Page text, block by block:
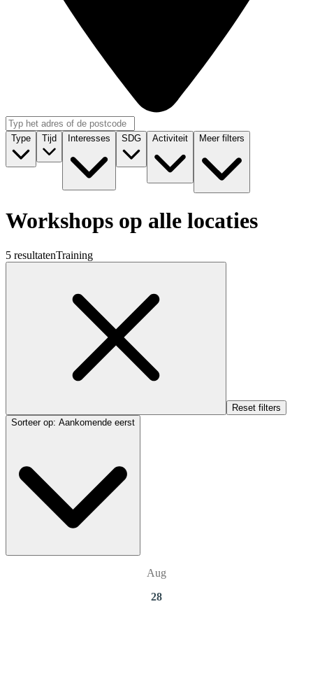
Type Tijd Interesses SDG Activiteit Meer filters
Workshops op alle locaties
5 resultatenTraining
Reset filters
Sorteer op: Aankomende eerst
Aug
28